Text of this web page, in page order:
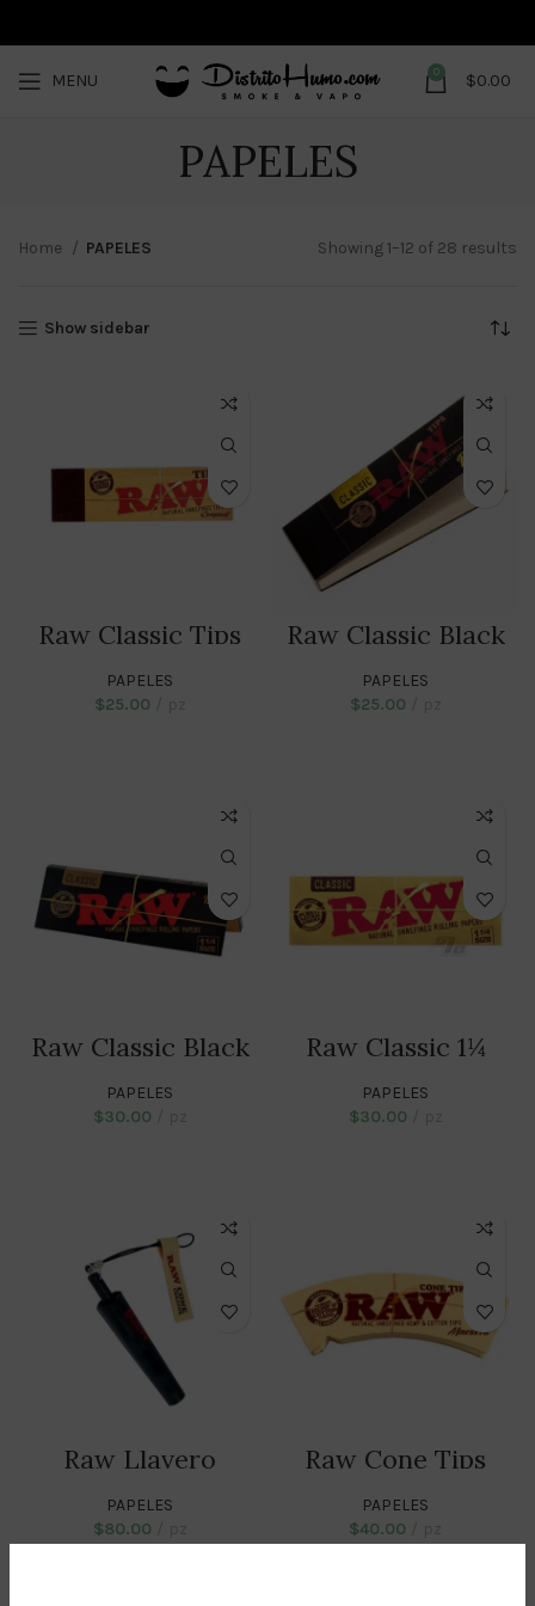
MENU 0 $0.00
PAPELES
Home PAPELES Showing 1–12 of 28 results
Show sidebar
Raw Classic Tips
PAPELES
$25.00
Raw Classic Black
Tips
PAPELES
$25.00
Raw Classic Black
1¼
PAPELES
$30.00
Raw Classic 1¼
PAPELES
$30.00
Raw Llavero
Creador De Conos
PAPELES
$80.00
Raw Cone Tips
Maestro
PAPELES
$40.00